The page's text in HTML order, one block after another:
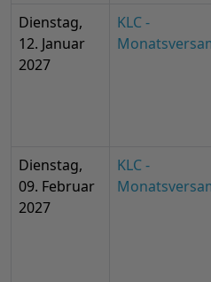
Dienstag,
12. Januar
2027
KLC -
Dienstag,
09. Februar
2027
KLC -